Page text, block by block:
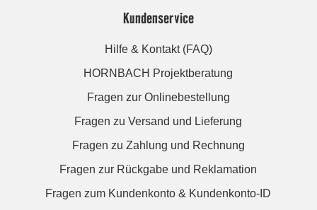
Kundenservice
Hilfe & Kontakt (FAQ)
HORNBACH Projektberatung
Fragen zur Onlinebestellung
Fragen zu Versand und Lieferung
Fragen zu Zahlung und Rechnung
Fragen zur Rückgabe und Reklamation
Fragen zum Kundenkonto & Kundenkonto-ID